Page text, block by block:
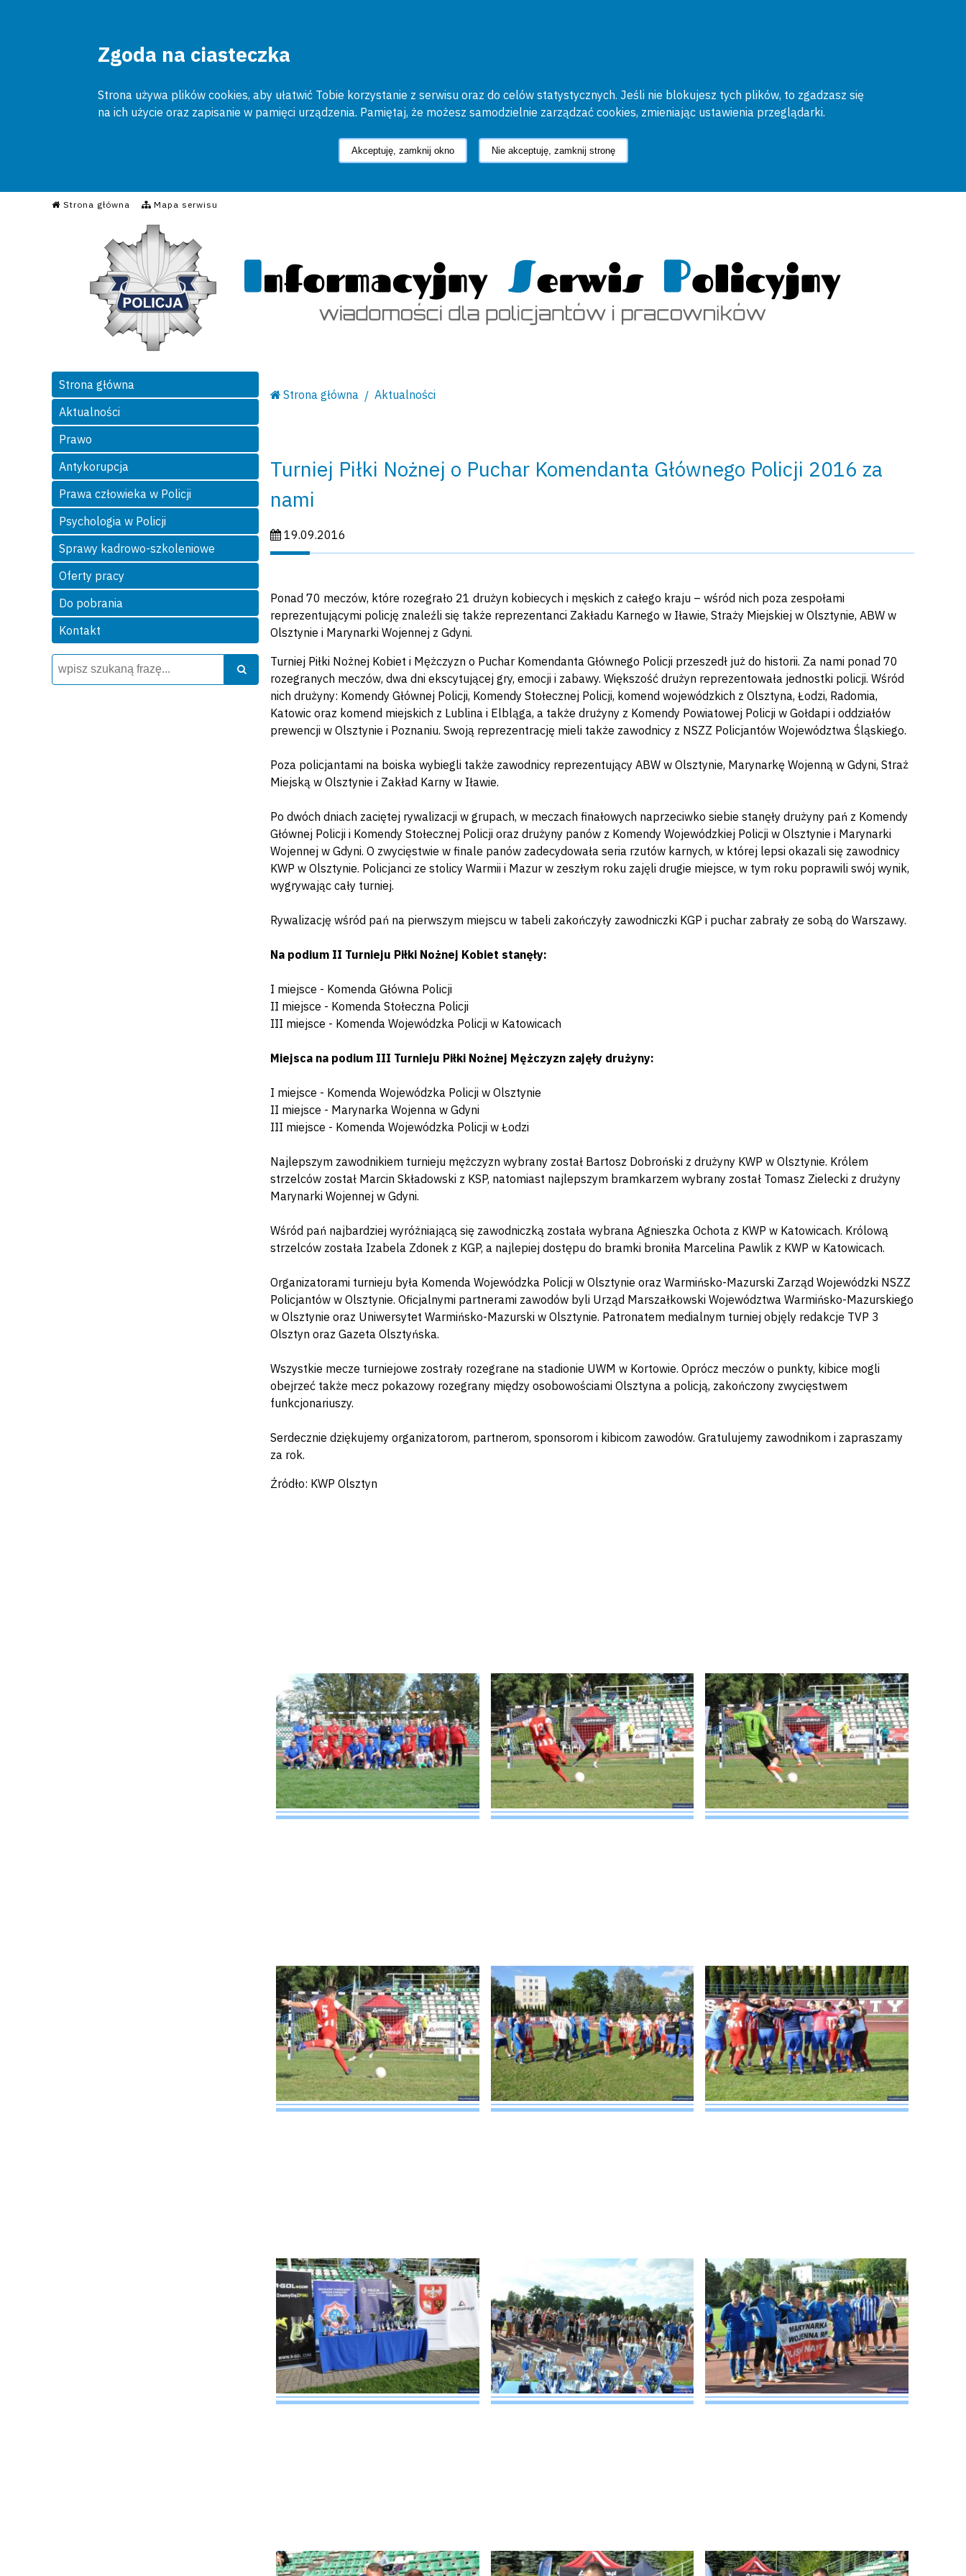
Zgoda na ciasteczka
Strona używa plików cookies, aby ułatwić Tobie korzystanie z serwisu oraz do celów statystycznych. Jeśli nie blokujesz tych plików, to zgadzasz się
na ich użycie oraz zapisanie w pamięci urządzenia. Pamiętaj, że możesz samodzielnie zarządzać cookies, zmieniając ustawienia przeglądarki.
Akceptuję, zamknij okno Nie akceptuję, zamknij stronę
Strona główna Mapa serwisu
Informacyjny Serwis Policyjny
Strona główna
Aktualności
Prawo
Antykorupcja
Prawa człowieka w Policji
Psychologia w Policji
Sprawy kadrowo-szkoleniowe
Oferty pracy
Do pobrania
Kontakt
Wyszukiwarka
Szukaj Szukaj
Strona główna Aktualności
Turniej Piłki Nożnej o Puchar Komendanta Głównego Policji 2016 za
nami
Data publikacji:
19.09.2016
Ponad 70 meczów, które rozegrało 21 drużyn kobiecych i męskich z całego kraju – wśród nich poza zespołami
reprezentującymi policję znaleźli się także reprezentanci Zakładu Karnego w Iławie, Straży Miejskiej w Olsztynie, ABW w
Olsztynie i Marynarki Wojennej z Gdyni.
Turniej Piłki Nożnej Kobiet i Mężczyzn o Puchar Komendanta Głównego Policji przeszedł już do historii. Za nami ponad 70
rozegranych meczów, dwa dni ekscytującej gry, emocji i zabawy. Większość drużyn reprezentowała jednostki policji. Wśród
nich drużyny: Komendy Głównej Policji, Komendy Stołecznej Policji, komend wojewódzkich z Olsztyna, Łodzi, Radomia,
Katowic oraz komend miejskich z Lublina i Elbląga, a także drużyny z Komendy Powiatowej Policji w Gołdapi i oddziałów
prewencji w Olsztynie i Poznaniu. Swoją reprezentrację mieli także zawodnicy z NSZZ Policjantów Województwa Śląskiego.
Poza policjantami na boiska wybiegli także zawodnicy reprezentujący ABW w Olsztynie, Marynarkę Wojenną w Gdyni, Straż
Miejską w Olsztynie i Zakład Karny w Iławie.
Po dwóch dniach zaciętej rywalizacji w grupach, w meczach finałowych naprzeciwko siebie stanęły drużyny pań z Komendy
Głównej Policji i Komendy Stołecznej Policji oraz drużyny panów z Komendy Wojewódzkiej Policji w Olsztynie i Marynarki
Wojennej w Gdyni. O zwycięstwie w finale panów zadecydowała seria rzutów karnych, w której lepsi okazali się zawodnicy
KWP w Olsztynie. Policjanci ze stolicy Warmii i Mazur w zeszłym roku zajęli drugie miejsce, w tym roku poprawili swój wynik,
wygrywając cały turniej.
Rywalizację wśród pań na pierwszym miejscu w tabeli zakończyły zawodniczki KGP i puchar zabrały ze sobą do Warszawy.
Na podium II Turnieju Piłki Nożnej Kobiet stanęły:
I miejsce - Komenda Główna Policji
II miejsce - Komenda Stołeczna Policji
III miejsce - Komenda Wojewódzka Policji w Katowicach
Miejsca na podium III Turnieju Piłki Nożnej Mężczyzn zajęły drużyny:
I miejsce - Komenda Wojewódzka Policji w Olsztynie
II miejsce - Marynarka Wojenna w Gdyni
III miejsce - Komenda Wojewódzka Policji w Łodzi
Najlepszym zawodnikiem turnieju mężczyzn wybrany został Bartosz Dobroński z drużyny KWP w Olsztynie. Królem
strzelców został Marcin Składowski z KSP, natomiast najlepszym bramkarzem wybrany został Tomasz Zielecki z drużyny
Marynarki Wojennej w Gdyni.
Wśród pań najbardziej wyróżniającą się zawodniczką została wybrana Agnieszka Ochota z KWP w Katowicach. Królową
strzelców została Izabela Zdonek z KGP, a najlepiej dostępu do bramki broniła Marcelina Pawlik z KWP w Katowicach.
Organizatorami turnieju była Komenda Wojewódzka Policji w Olsztynie oraz Warmińsko-Mazurski Zarząd Wojewódzki NSZZ
Policjantów w Olsztynie. Oficjalnymi partnerami zawodów byli Urząd Marszałkowski Województwa Warmińsko-Mazurskiego
w Olsztynie oraz Uniwersytet Warmińsko-Mazurski w Olsztynie. Patronatem medialnym turniej objęly redakcje TVP 3
Olsztyn oraz Gazeta Olsztyńska.
Wszystkie mecze turniejowe zostrały rozegrane na stadionie UWM w Kortowie. Oprócz meczów o punkty, kibice mogli
obejrzeć także mecz pokazowy rozegrany między osobowościami Olsztyna a policją, zakończony zwycięstwem
funkcjonariuszy.
Serdecznie dziękujemy organizatorom, partnerom, sponsorom i kibicom zawodów. Gratulujemy zawodnikom i zapraszamy
za rok.
Źródło: KWP Olsztyn